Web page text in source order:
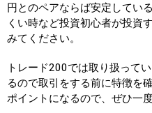
円とのペアならば安定してい
くい時など投資初心者が投資
みてください。
トレード200では取り扱って
るので取引をする前に特徴を
ポイントになるので、ぜひ一